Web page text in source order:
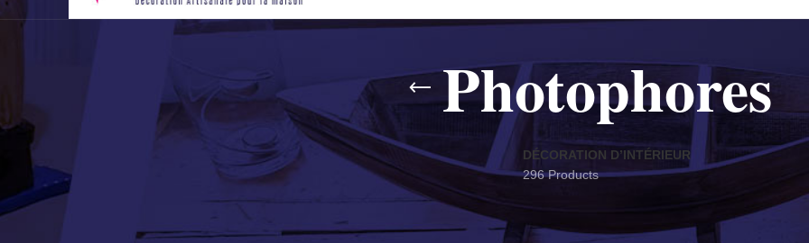
Photophores
DÉCORATION D’INTÉRIEUR
296 Products